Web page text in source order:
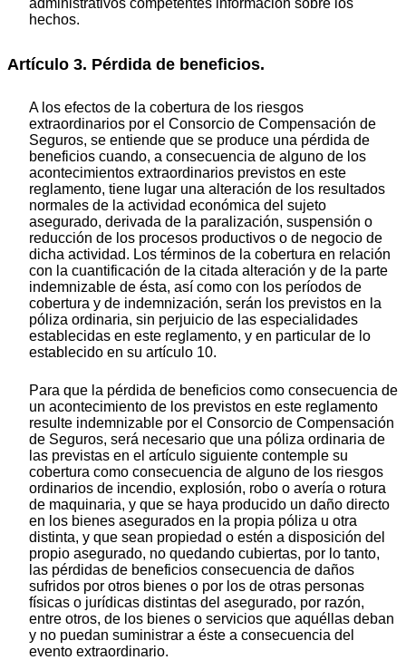
administrativos competentes información sobre los
hechos.
Artículo 3. Pérdida de beneficios.
A los efectos de la cobertura de los riesgos
extraordinarios por el Consorcio de Compensación de
Seguros, se entiende que se produce una pérdida de
beneficios cuando, a consecuencia de alguno de los
acontecimientos extraordinarios previstos en este
reglamento, tiene lugar una alteración de los resultados
normales de la actividad económica del sujeto
asegurado, derivada de la paralización, suspensión o
reducción de los procesos productivos o de negocio de
dicha actividad. Los términos de la cobertura en relación
con la cuantificación de la citada alteración y de la parte
indemnizable de ésta, así como con los períodos de
cobertura y de indemnización, serán los previstos en la
póliza ordinaria, sin perjuicio de las especialidades
establecidas en este reglamento, y en particular de lo
establecido en su artículo 10.
Para que la pérdida de beneficios como consecuencia de
un acontecimiento de los previstos en este reglamento
resulte indemnizable por el Consorcio de Compensación
de Seguros, será necesario que una póliza ordinaria de
las previstas en el artículo siguiente contemple su
cobertura como consecuencia de alguno de los riesgos
ordinarios de incendio, explosión, robo o avería o rotura
de maquinaria, y que se haya producido un daño directo
en los bienes asegurados en la propia póliza u otra
distinta, y que sean propiedad o estén a disposición del
propio asegurado, no quedando cubiertas, por lo tanto,
las pérdidas de beneficios consecuencia de daños
sufridos por otros bienes o por los de otras personas
físicas o jurídicas distintas del asegurado, por razón,
entre otros, de los bienes o servicios que aquéllas deban
y no puedan suministrar a éste a consecuencia del
evento extraordinario.